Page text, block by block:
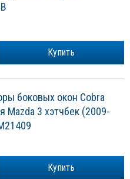
Купить
боковых окон Cobra
Mazda 3 хэтчбек (2009-
Купить